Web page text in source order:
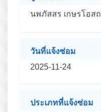
นพภัสสร เกษรโอสถ
วันที่แจ้งซ่อม
2025-11-24
ประเภทที่แจ้งซ่อม